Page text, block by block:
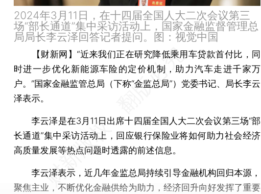
2024年3月11日，在十四届全国人大二次会议第三
场“部长通道”集中采访活动上，国家金融监督管理总
局局长李云泽回答记者提问。图：视觉中国
【财新网】“近来我们正在研究降低乘用车贷款首付比，同
时进一步优化新能源车险的定价机制，助力汽车走进千家万
户。”国家金融监管总局（下称“金监总局”）党委书记、局长李云
泽表示。
李云泽是在3月11日出席十四届全国人大二次会议第三场“部
长通道”集中采访活动上，回应银行保险业将如何助力社会经济
高质量发展等热点问题时透露的前述信息。
李云泽表示，近几年金监总局持续引导金融机构回归本源，
聚焦主业，不断优化金融供给为助力，经济回升向好发挥了重要